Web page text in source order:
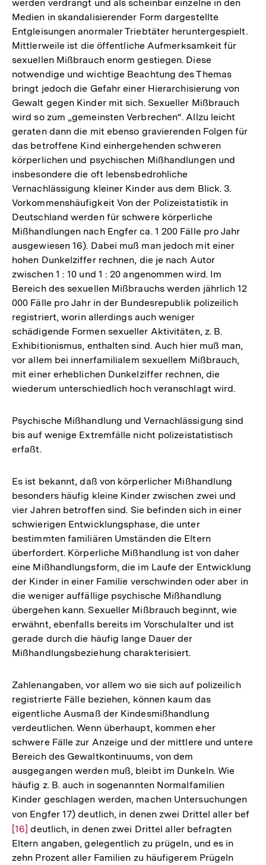
werden verdrängt und als scheinbar einzelne in den
Medien in skandalisierender Form dargestellte
Entgleisungen anormaler Triebtäter heruntergespielt.
Mittlerweile ist die öffentliche Aufmerksamkeit für
sexuellen Mißbrauch enorm gestiegen. Diese
notwendige und wichtige Beachtung des Themas
bringt jedoch die Gefahr einer Hierarchisierung von
Gewalt gegen Kinder mit sich. Sexueller Mißbrauch
wird so zum „gemeinsten Verbrechen“. Allzu leicht
geraten dann die mit ebenso gravierenden Folgen für
das betroffene Kind einhergehenden schweren
körperlichen und psychischen Mißhandlungen und
insbesondere die oft lebensbedrohliche
Vernachlässigung kleiner Kinder aus dem Blick. 3.
Vorkommenshäufigkeit Von der Polizeistatistik in
Deutschland werden für schwere körperliche
Mißhandlungen nach Engfer ca. 1 200 Fälle pro Jahr
ausgewiesen 16). Dabei muß man jedoch mit einer
hohen Dunkelziffer rechnen, die je nach Autor
zwischen 1 : 10 und 1 : 20 angenommen wird. Im
Bereich des sexuellen Mißbrauchs werden jährlich 12
000 Fälle pro Jahr in der Bundesrepublik polizeilich
registriert, worin allerdings auch weniger
schädigende Formen sexueller Aktivitäten, z. B.
Exhibitionismus, enthalten sind. Auch hier muß man,
vor allem bei innerfamilialem sexuellem Mißbrauch,
mit einer erheblichen Dunkelziffer rechnen, die
wiederum unterschiedlich hoch veranschlagt wird.
Psychische Mißhandlung und Vernachlässigung sind
bis auf wenige Extremfälle nicht polizeistatistisch
erfaßt.
Es ist bekannt, daß von körperlicher Mißhandlung
besonders häufig kleine Kinder zwischen zwei und
vier Jahren betroffen sind. Sie befinden sich in einer
schwierigen Entwicklungsphase, die unter
bestimmten familiären Umständen die Eltern
überfordert. Körperliche Mißhandlung ist von daher
eine Mißhandlungsform, die im Laufe der Entwicklung
der Kinder in einer Familie verschwinden oder aber in
die weniger auffällige psychische Mißhandlung
übergehen kann. Sexueller Mißbrauch beginnt, wie
erwähnt, ebenfalls bereits im Vorschulalter und ist
gerade durch die häufig lange Dauer der
Mißhandlungsbeziehung charakterisiert.
Zahlenangaben, vor allem wo sie sich auf polizeilich
registrierte Fälle beziehen, können kaum das
eigentliche Ausmaß der Kindesmißhandlung
verdeutlichen. Wenn überhaupt, kommen eher
schwere Fälle zur Anzeige und der mittlere und untere
Bereich des Gewaltkontinuums, von dem
ausgegangen werden muß, bleibt im Dunkeln. Wie
häufig z. B. auch in sogenannten Normalfamilien
Kinder geschlagen werden, machen Untersuchungen
von Engfer 17) deutlich, in denen zwei Drittel aller bef
[16] deutlich, in denen zwei Drittel aller befragten
Eltern angaben, gelegentlich zu prügeln, und es in
zehn Prozent aller Familien zu häufigerem Prügeln